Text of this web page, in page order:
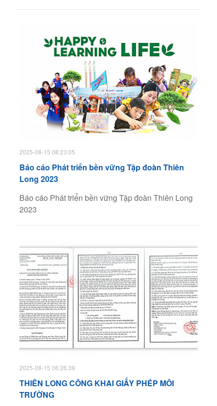
người thầy, người cô bền bỉ gieo chữ ở những vùng
khó khăn nhất của Tổ quốc.
2025-08-15 08:23:05
Báo cáo Phát triển bền vững Tập đoàn Thiên
Long 2023
Báo cáo Phát triển bền vững Tập đoàn Thiên Long
2023
2025-08-15 06:26:39
THIÊN LONG CÔNG KHAI GIẤY PHÉP MÔI
TRƯỜNG